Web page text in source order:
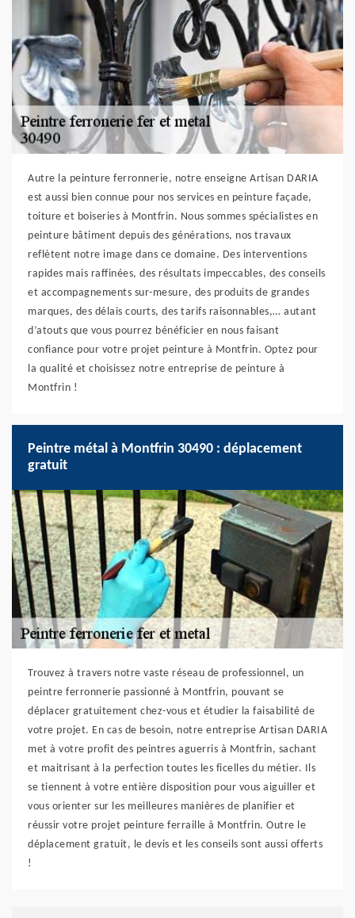
Autre la peinture ferronnerie, notre enseigne Artisan DARIA
est aussi bien connue pour nos services en peinture façade,
toiture et boiseries à Montfrin. Nous sommes spécialistes en
peinture bâtiment depuis des générations, nos travaux
reflètent notre image dans ce domaine. Des interventions
rapides mais raffinées, des résultats impeccables, des conseils
et accompagnements sur-mesure, des produits de grandes
marques, des délais courts, des tarifs raisonnables,… autant
d’atouts que vous pourrez bénéficier en nous faisant
confiance pour votre projet peinture à Montfrin. Optez pour
la qualité et choisissez notre entreprise de peinture à
Montfrin !
Peintre métal à Montfrin 30490 : déplacement
gratuit
Trouvez à travers notre vaste réseau de professionnel, un
peintre ferronnerie passionné à Montfrin, pouvant se
déplacer gratuitement chez-vous et étudier la faisabilité de
votre projet. En cas de besoin, notre entreprise Artisan DARIA
met à votre profit des peintres aguerris à Montfrin, sachant
et maitrisant à la perfection toutes les ficelles du métier. Ils
se tiennent à votre entière disposition pour vous aiguiller et
vous orienter sur les meilleures manières de planifier et
réussir votre projet peinture ferraille à Montfrin. Outre le
déplacement gratuit, le devis et les conseils sont aussi offerts
!